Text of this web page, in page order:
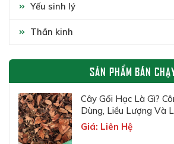
Yếu sinh lý
Thần kinh
SẢN PHẨM BÁN
Cây Gối Hạc Là Gì?
Dùng, Liều Lượng Và
Giá: Liên Hệ